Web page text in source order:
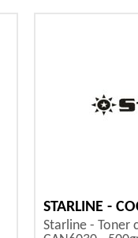
STARLINE -
Starline - Toner